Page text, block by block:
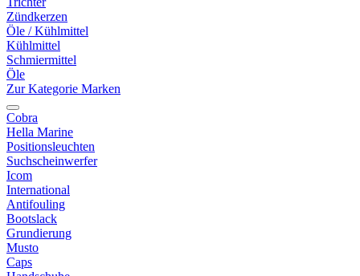
Zündkerzen
Öle / Kühlmittel
Kühlmittel
Schmiermittel
Öle
Zur Kategorie Marken
Cobra
Hella Marine
Positionsleuchten
Suchscheinwerfer
Icom
International
Antifouling
Bootslack
Grundierung
Musto
Caps